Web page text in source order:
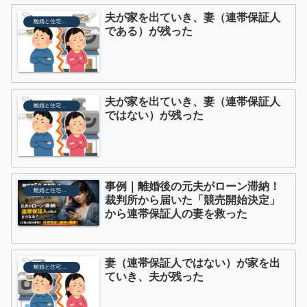
離婚と住宅ローン
夫が家を出ていき、妻（連帯保証人
である）が残った
離婚と住宅ローン
夫が家を出ていき、妻（連帯保証人
ではない）が残った
離婚と住宅ローンの権利整理
事例｜離婚後の元夫がローン滞納！
裁判所から届いた「競売開始決定」
から連帯保証人の妻を救った
離婚と住宅ローン
妻（連帯保証人ではない）が家を出
ていき、夫が残った